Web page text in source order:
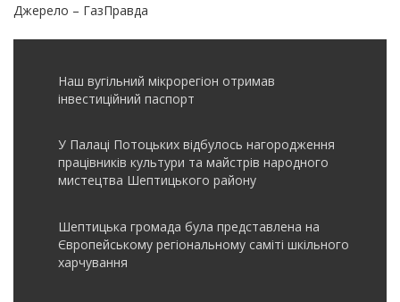
Джерело – ГазПравда
Наш вугільний мікрорегіон отримав
інвеcтиційний паспорт
У Палаці Потоцьких відбулось нагородження
працівників культури та майстрів народного
мистецтва Шептицького району
Шептицька громада була представлена на
Європейському регіональному саміті шкільного
харчування